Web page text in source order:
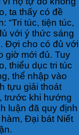
ta thấy có đề
“Tri túc, tiện túc,
với ý thức sáng
Đợi cho có đủ với
giờ mới đủ. Tuy
thiểu dục tri túc
thể nhập vào
tựu giải thoát
trước khi hướng
luận đã quy định
Đại bát Niết